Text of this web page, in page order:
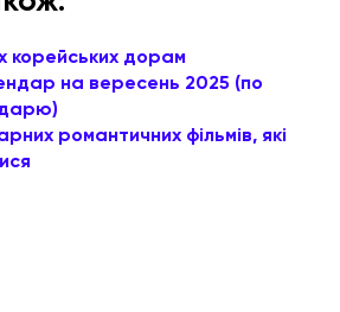
дорам
на вересень 2025 (по
романтичних фільмів, які